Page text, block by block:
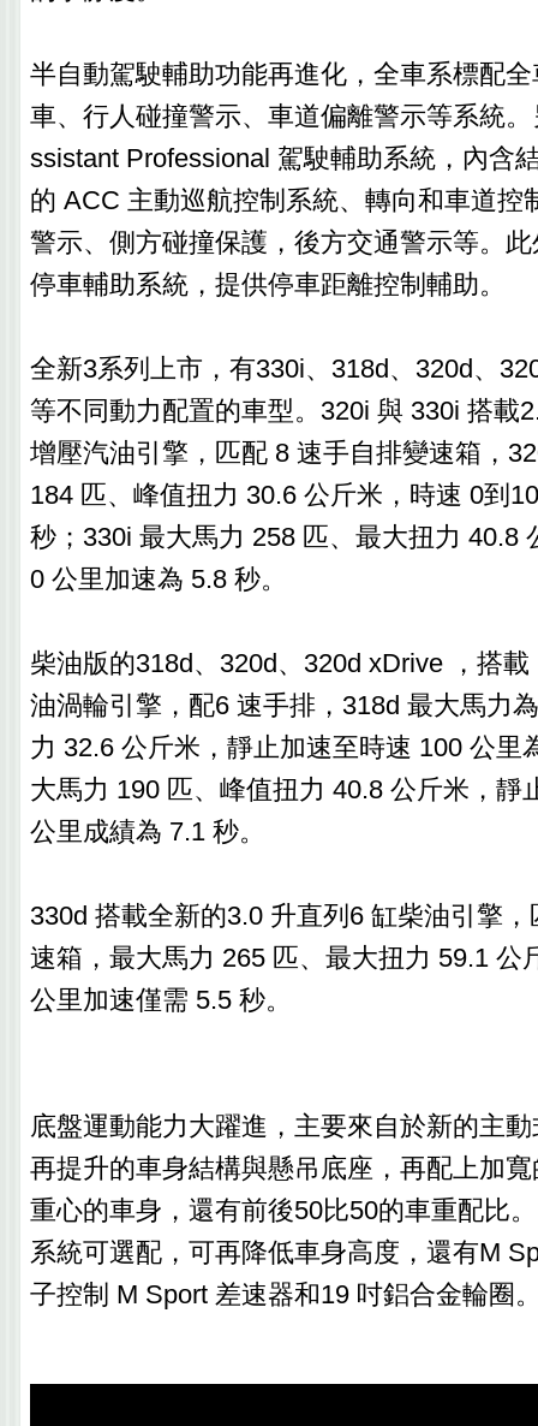
半自動駕駛輔助功能再進化，全車系標配
車、行人碰撞警示、車道偏離警示等系統
ssistant Professional 駕駛輔助系統，內含
的 ACC 主動巡航控制系統、轉向和車道控
警示、側方碰撞保護，後方交通警示等。
停車輔助系統，提供停車距離控制輔助。
全新3系列上市，有330i、318d、320d、
等不同動力配置的車型。320i 與 330i 搭載
增壓汽油引擎，匹配 8 速手自排變速箱，
184 匹、峰值扭力 30.6 公斤米，時速 0到
秒；330i 最大馬力 258 匹、最大扭力 40.8
0 公里加速為 5.8 秒。
柴油版的318d、320d、320d xDrive ，搭
油渦輪引擎，配6 速手排，318d 最大馬力
力 32.6 公斤米，靜止加速至時速 100 公里
大馬力 190 匹、峰值扭力 40.8 公斤米，靜
公里成績為 7.1 秒。
330d 搭載全新的3.0 升直列6 缸柴油引擎
速箱，最大馬力 265 匹、最大扭力 59.1 公
公里加速僅需 5.5 秒。
底盤運動能力大躍進，主要來自於新的主
再提升的車身結構與懸吊底座，再配上加
重心的車身，還有前後50比50的車重配比
系統可選配，可再降低車身高度，還有M
子控制 M Sport 差速器和19 吋鋁合金輪圈